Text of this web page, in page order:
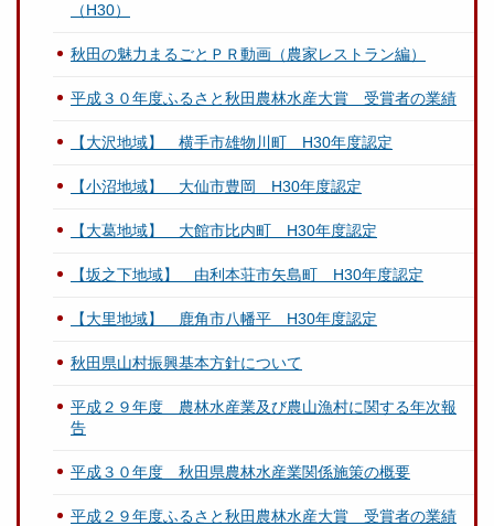
（H30）
秋田の魅力まるごとＰＲ動画（農家レストラン編）
平成３０年度ふるさと秋田農林水産大賞 受賞者の業績
【大沢地域】 横手市雄物川町 H30年度認定
【小沼地域】 大仙市豊岡 H30年度認定
【大葛地域】 大館市比内町 H30年度認定
【坂之下地域】 由利本荘市矢島町 H30年度認定
【大里地域】 鹿角市八幡平 H30年度認定
秋田県山村振興基本方針について
平成２９年度 農林水産業及び農山漁村に関する年次報
告
平成３０年度 秋田県農林水産業関係施策の概要
平成２９年度ふるさと秋田農林水産大賞 受賞者の業績